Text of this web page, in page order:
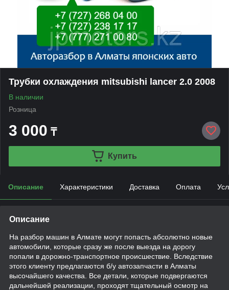
Трубки охлаждения mitsubishi lancer 2.0 2008
В наличии
Розница
3 000 ₸
Купить
Описание Характеристики Доставка Оплата
Описание
На разбор машин в Алмате могут попасть абсолютно новые
автомобили, которые сразу же после выезда на дорогу
попали в дорожно-транспортное происшествие. Вследствие
этого клиенту предлагаются б/у автозапчасти в Алматы
высочайшего качества. Все детали, которые подвергаются
дальнейшей реализации, проходят тщательный осмотр на